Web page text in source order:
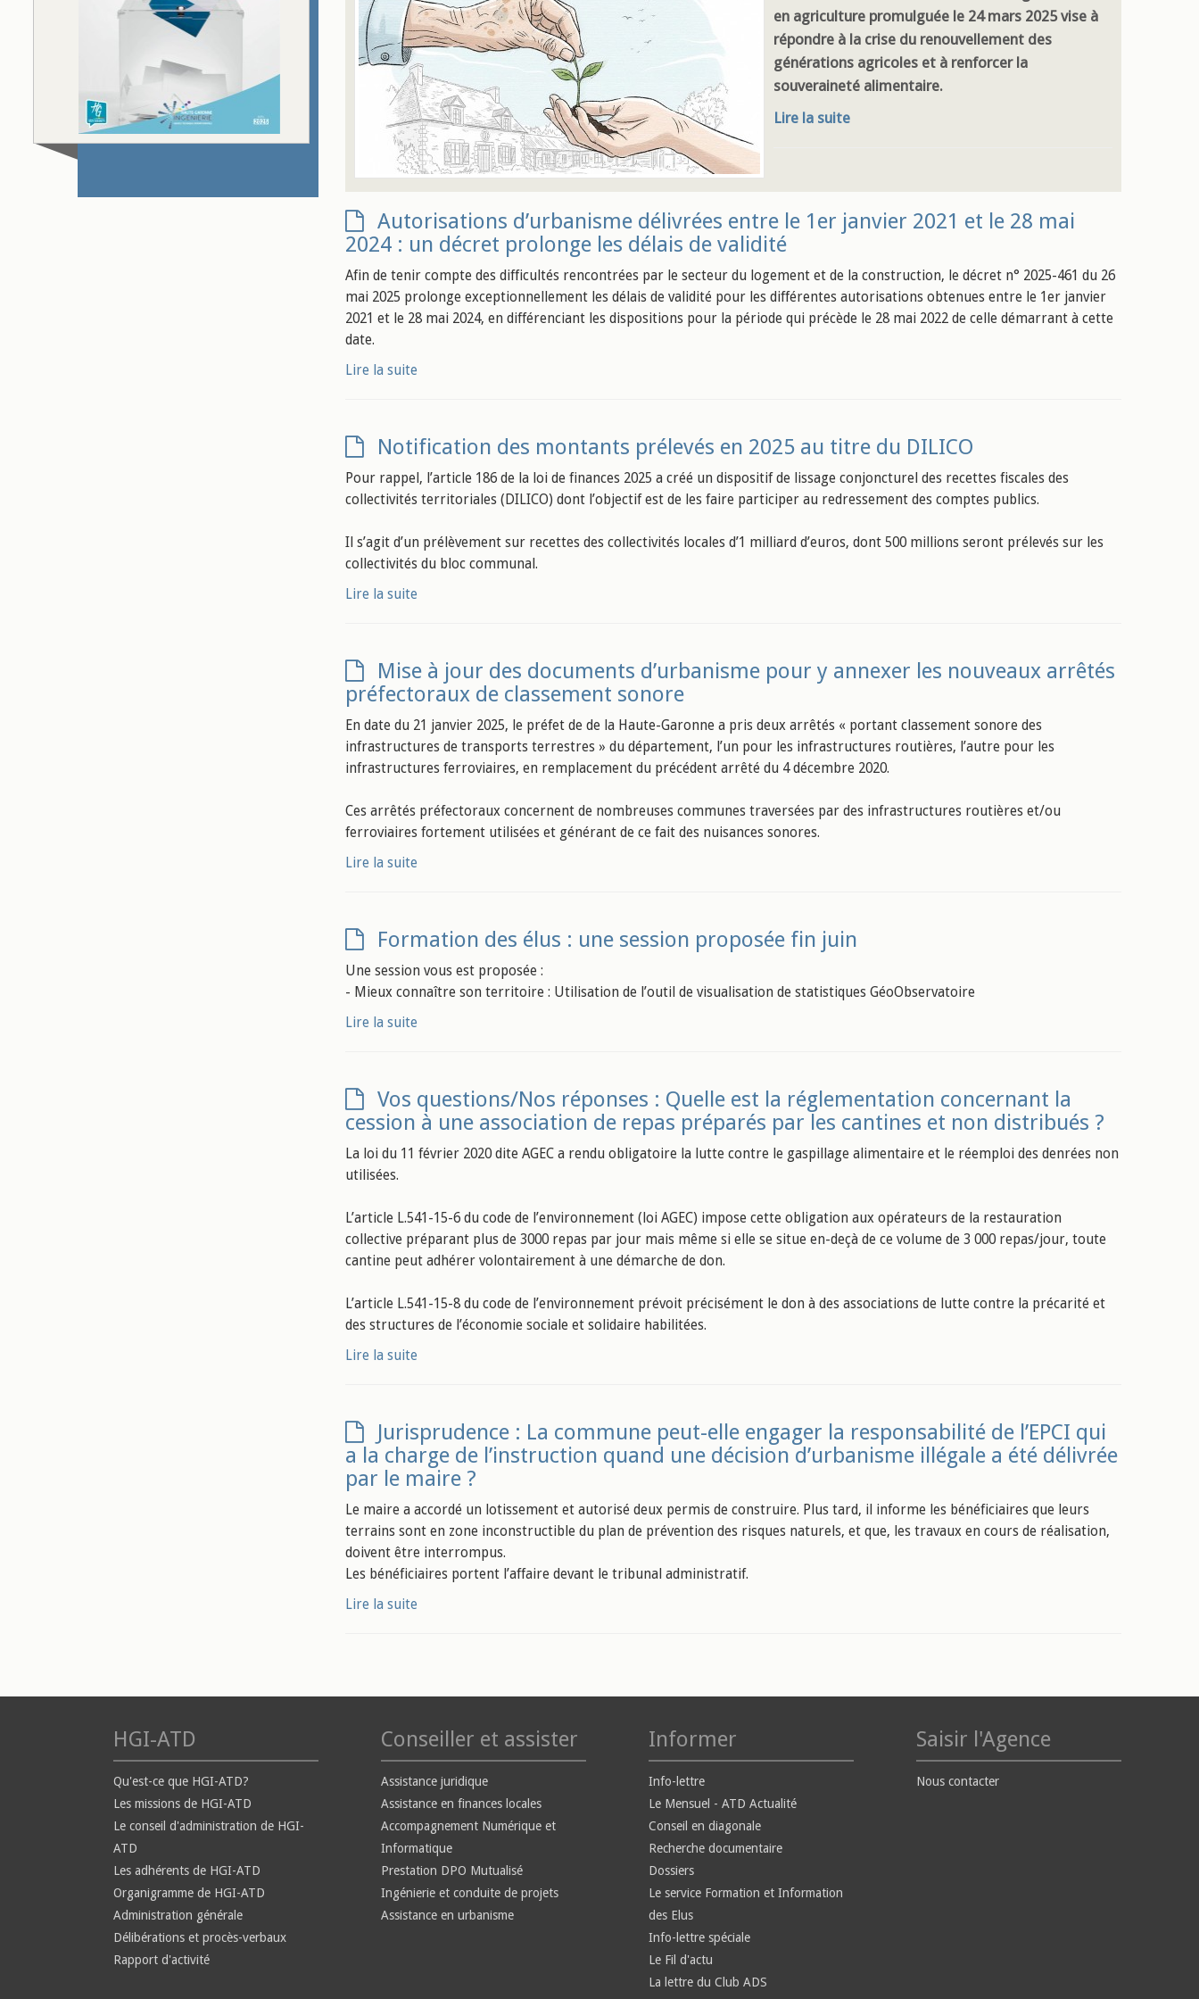
en agriculture promulguée le 24 mars 2025 vise à
répondre à la crise du renouvellement des
générations agricoles et à renforcer la
souveraineté alimentaire.
Lire la suite
Autorisations d’urbanisme délivrées entre le 1er janvier 2021 et le 28 mai
2024 : un décret prolonge les délais de validité
Afin de tenir compte des difficultés rencontrées par le secteur du logement et de la construction, le décret n° 2025-461 du 26
mai 2025 prolonge exceptionnellement les délais de validité pour les différentes autorisations obtenues entre le 1er janvier
2021 et le 28 mai 2024, en différenciant les dispositions pour la période qui précède le 28 mai 2022 de celle démarrant à cette
date.
Lire la suite
Notification des montants prélevés en 2025 au titre du DILICO
Pour rappel, l’article 186 de la loi de finances 2025 a créé un dispositif de lissage conjoncturel des recettes fiscales des
collectivités territoriales (DILICO) dont l’objectif est de les faire participer au redressement des comptes publics.
Il s’agit d’un prélèvement sur recettes des collectivités locales d’1 milliard d’euros, dont 500 millions seront prélevés sur les
collectivités du bloc communal.
Lire la suite
Mise à jour des documents d’urbanisme pour y annexer les nouveaux arrêtés
préfectoraux de classement sonore
En date du 21 janvier 2025, le préfet de de la Haute-Garonne a pris deux arrêtés « portant classement sonore des
infrastructures de transports terrestres » du département, l’un pour les infrastructures routières, l’autre pour les
infrastructures ferroviaires, en remplacement du précédent arrêté du 4 décembre 2020.
Ces arrêtés préfectoraux concernent de nombreuses communes traversées par des infrastructures routières et/ou
ferroviaires fortement utilisées et générant de ce fait des nuisances sonores.
Lire la suite
Formation des élus : une session proposée fin juin
Une session vous est proposée :
- Mieux connaître son territoire : Utilisation de l’outil de visualisation de statistiques GéoObservatoire
Lire la suite
Vos questions/Nos réponses : Quelle est la réglementation concernant la
cession à une association de repas préparés par les cantines et non distribués ?
La loi du 11 février 2020 dite AGEC a rendu obligatoire la lutte contre le gaspillage alimentaire et le réemploi des denrées non
utilisées.
L’article L.541-15-6 du code de l’environnement (loi AGEC) impose cette obligation aux opérateurs de la restauration
collective préparant plus de 3000 repas par jour mais même si elle se situe en-deçà de ce volume de 3 000 repas/jour, toute
cantine peut adhérer volontairement à une démarche de don.
L’article L.541-15-8 du code de l’environnement prévoit précisément le don à des associations de lutte contre la précarité et
des structures de l’économie sociale et solidaire habilitées.
Lire la suite
Jurisprudence : La commune peut-elle engager la responsabilité de l’EPCI qui
a la charge de l’instruction quand une décision d’urbanisme illégale a été délivrée
par le maire ?
Le maire a accordé un lotissement et autorisé deux permis de construire. Plus tard, il informe les bénéficiaires que leurs
terrains sont en zone inconstructible du plan de prévention des risques naturels, et que, les travaux en cours de réalisation,
doivent être interrompus.
Les bénéficiaires portent l’affaire devant le tribunal administratif.
Lire la suite
HGI-ATD
Qu'est-ce que HGI-ATD?
Les missions de HGI-ATD
Le conseil d'administration de HGI-
ATD
Les adhérents de HGI-ATD
Organigramme de HGI-ATD
Administration générale
Délibérations et procès-verbaux
Rapport d'activité
Conseiller et assister
Assistance juridique
Assistance en finances locales
Accompagnement Numérique et
Informatique
Prestation DPO Mutualisé
Ingénierie et conduite de projets
Assistance en urbanisme
Informer
Info-lettre
Le Mensuel - ATD Actualité
Conseil en diagonale
Recherche documentaire
Dossiers
Le service Formation et Information
des Elus
Info-lettre spéciale
Le Fil d'actu
La lettre du Club ADS
Saisir l'Agence
Nous contacter